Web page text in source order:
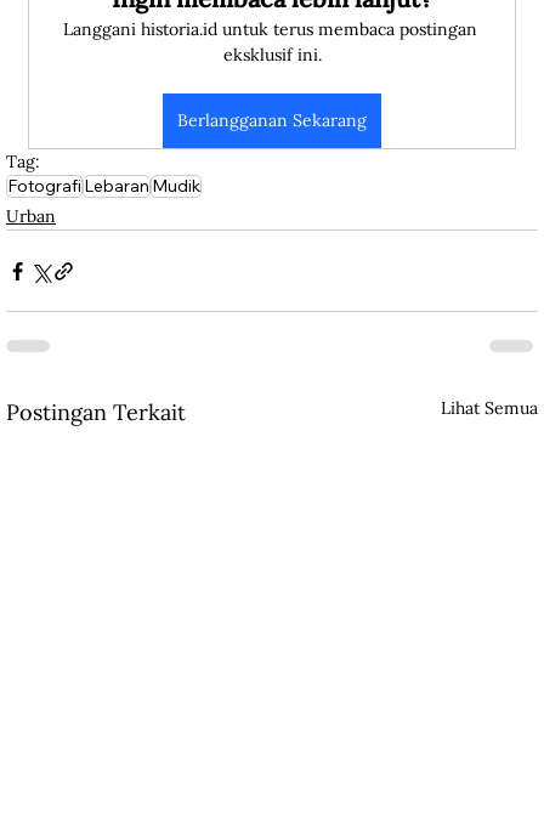
Langgani historia.id untuk terus membaca postingan
eksklusif ini.
Berlangganan Sekarang
Tag:
FotografiLebaranMudik
Urban
Postingan Terkait Lihat Semua